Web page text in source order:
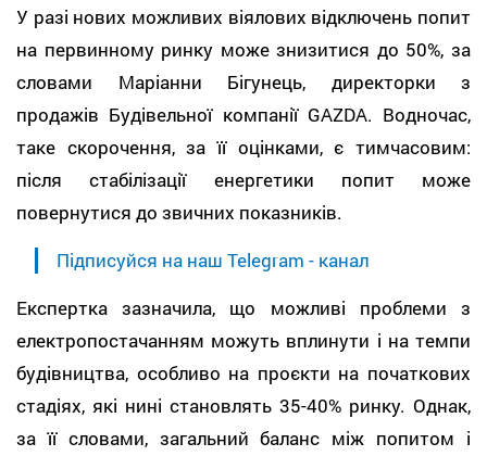
У разі нових можливих віялових відключень попит
на первинному ринку може знизитися до 50%, за
словами Маріанни Бігунець, директорки з
продажів Будівельної компанії GAZDA. Водночас,
таке скорочення, за її оцінками, є тимчасовим:
після стабілізації енергетики попит може
повернутися до звичних показників.
Підписуйся на наш Telegram - канал
Експертка зазначила, що можливі проблеми з
електропостачанням можуть вплинути і на темпи
будівництва, особливо на проєкти на початкових
стадіях, які нині становлять 35-40% ринку. Однак,
за її словами, загальний баланс між попитом і